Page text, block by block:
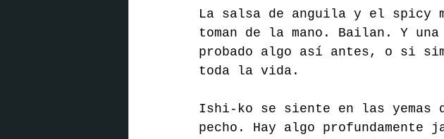
La salsa de anguila y el spicy
toman de la mano. Bailan. Y
probado algo así antes, o si
toda la vida.
Ishi-ko se siente en las
pecho. Hay algo